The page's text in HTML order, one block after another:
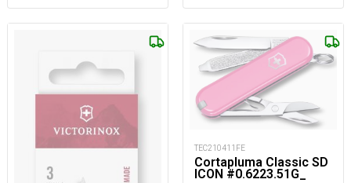
TEC210411FE
Cortapluma Classic SD
ICON #0.6223.51G_